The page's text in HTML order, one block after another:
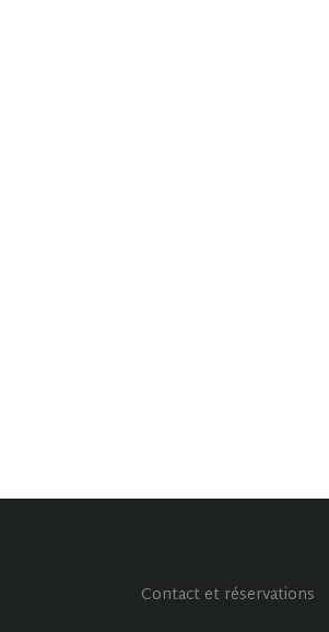
Contact et réservations